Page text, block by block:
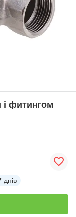
і фитингом
днів